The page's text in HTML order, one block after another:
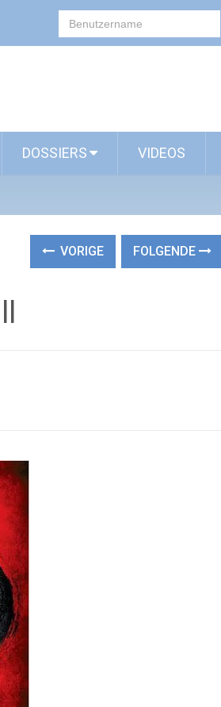
DOSSIERS VIDEOS
VORIGE FOLGENDE